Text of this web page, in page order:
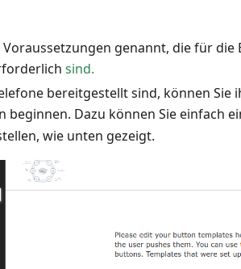
genannt, die für
sind.
bereitgestellt sind, können Sie
beginnen. Dazu können Sie einfach
wie unten gezeigt.